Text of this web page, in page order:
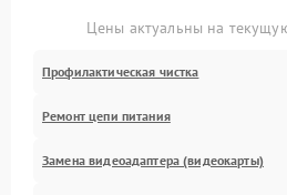
Цены актуальны на
Профилактическая чистка
Ремонт цепи питания
Замена видеоадаптера (видеокарты)